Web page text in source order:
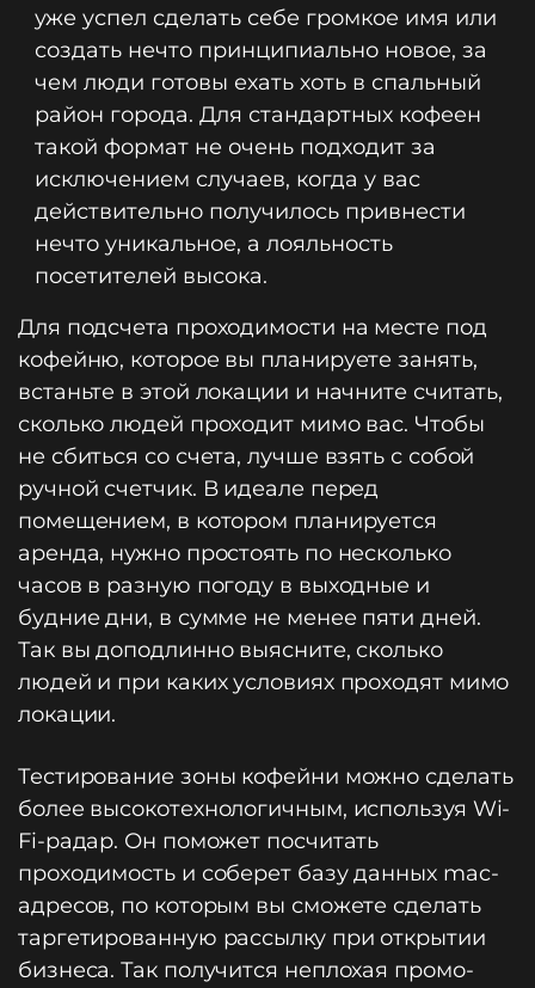
уже успел сделать себе громкое имя или
создать нечто принципиально новое, за
чем люди готовы ехать хоть в спальный
район города. Для стандартных кофеен
такой формат не очень подходит за
исключением случаев, когда у вас
действительно получилось привнести
нечто уникальное, а лояльность
посетителей высока.
Для подсчета проходимости на месте под
кофейню, которое вы планируете занять,
встаньте в этой локации и начните считать,
сколько людей проходит мимо вас. Чтобы
не сбиться со счета, лучше взять с собой
ручной счетчик. В идеале перед
помещением, в котором планируется
аренда, нужно простоять по несколько
часов в разную погоду в выходные и
будние дни, в сумме не менее пяти дней.
Так вы доподлинно выясните, сколько
людей и при каких условиях проходят мимо
локации.
Тестирование зоны кофейни можно сделать
более высокотехнологичным, используя Wi-
Fi-радар. Он поможет посчитать
проходимость и соберет базу данных mac-
адресов, по которым вы сможете сделать
таргетированную рассылку при открытии
бизнеса. Так получится неплохая промо-